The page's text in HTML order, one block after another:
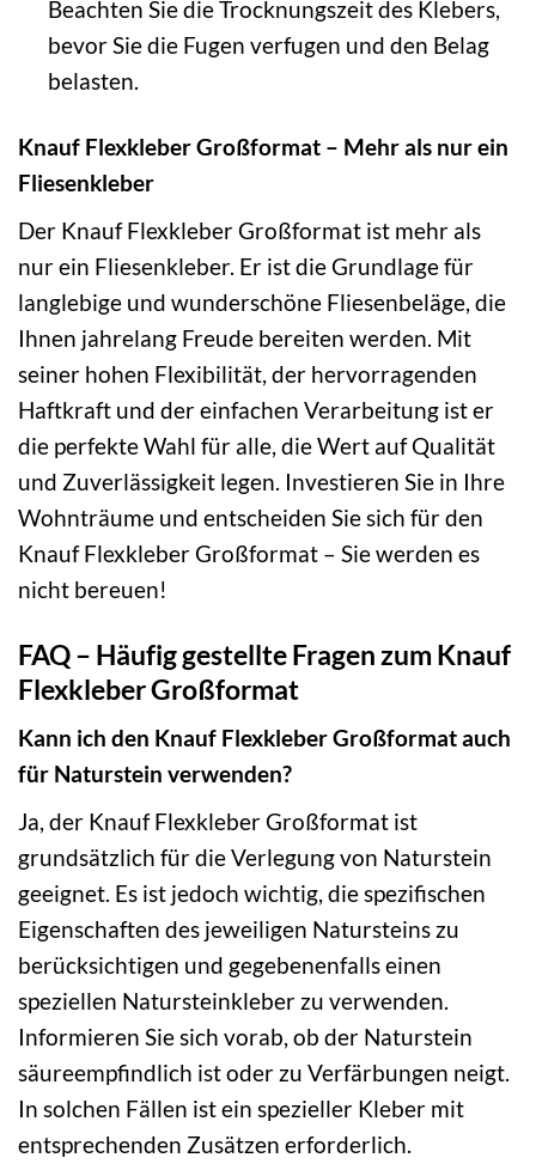
Beachten Sie die Trocknungszeit des Klebers,
bevor Sie die Fugen verfugen und den Belag
belasten.
Knauf Flexkleber Großformat – Mehr als nur ein
Fliesenkleber
Der Knauf Flexkleber Großformat ist mehr als
nur ein Fliesenkleber. Er ist die Grundlage für
langlebige und wunderschöne Fliesenbeläge, die
Ihnen jahrelang Freude bereiten werden. Mit
seiner hohen Flexibilität, der hervorragenden
Haftkraft und der einfachen Verarbeitung ist er
die perfekte Wahl für alle, die Wert auf Qualität
und Zuverlässigkeit legen. Investieren Sie in Ihre
Wohnträume und entscheiden Sie sich für den
Knauf Flexkleber Großformat – Sie werden es
nicht bereuen!
FAQ – Häufig gestellte Fragen zum Knauf
Flexkleber Großformat
Kann ich den Knauf Flexkleber Großformat auch
für Naturstein verwenden?
Ja, der Knauf Flexkleber Großformat ist
grundsätzlich für die Verlegung von Naturstein
geeignet. Es ist jedoch wichtig, die spezifischen
Eigenschaften des jeweiligen Natursteins zu
berücksichtigen und gegebenenfalls einen
speziellen Natursteinkleber zu verwenden.
Informieren Sie sich vorab, ob der Naturstein
säureempfindlich ist oder zu Verfärbungen neigt.
In solchen Fällen ist ein spezieller Kleber mit
entsprechenden Zusätzen erforderlich.